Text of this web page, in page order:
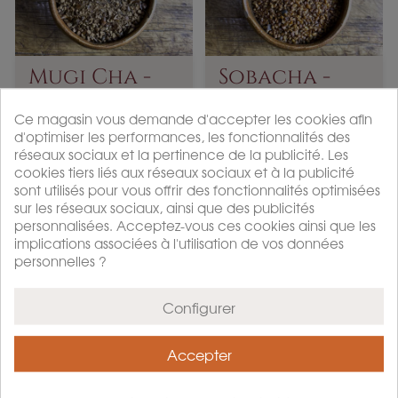
Mugi Cha -
infusion
P
r
i
x
À partir de 7,5 €
Acheter
Sobacha -
Aux...
infusion
P
r
i
x
À partir de 10 €
Acheter
Ce magasin vous demande d'accepter les cookies afin
d'optimiser les performances, les fonctionnalités des
réseaux sociaux et la pertinence de la publicité. Les
cookies tiers liés aux réseaux sociaux et à la publicité
sont utilisés pour vous offrir des fonctionnalités optimisées
sur les réseaux sociaux, ainsi que des publicités
personnalisées. Acceptez-vous ces cookies ainsi que les
implications associées à l'utilisation de vos données
personnelles ?
Configurer
Accepter